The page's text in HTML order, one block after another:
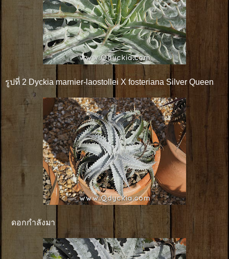
รูปที่ 2 Dyckia marnier-laostollei X fosteriana Silver Queen
ดอกกำลังมา